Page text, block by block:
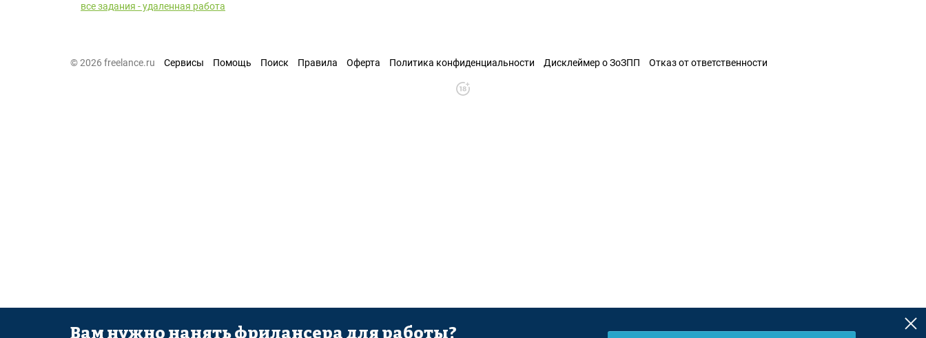
все задания - удаленная работа
© 2026 freelance.ru Сервисы Помощь Поиск Правила Оферта Политика конфиденциальности Дисклеймер о ЗоЗПП Отказ от ответственности
Вам нужно нанять фрилансера для работы?